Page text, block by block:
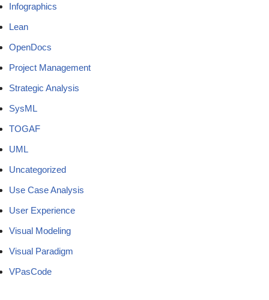
Infographics
Lean
OpenDocs
Project Management
Strategic Analysis
SysML
TOGAF
UML
Uncategorized
Use Case Analysis
User Experience
Visual Modeling
Visual Paradigm
VPasCode